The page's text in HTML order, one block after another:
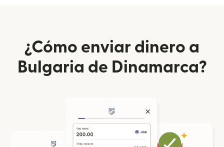
¿Cómo enviar dinero a
Bulgaria de Dinamarca?